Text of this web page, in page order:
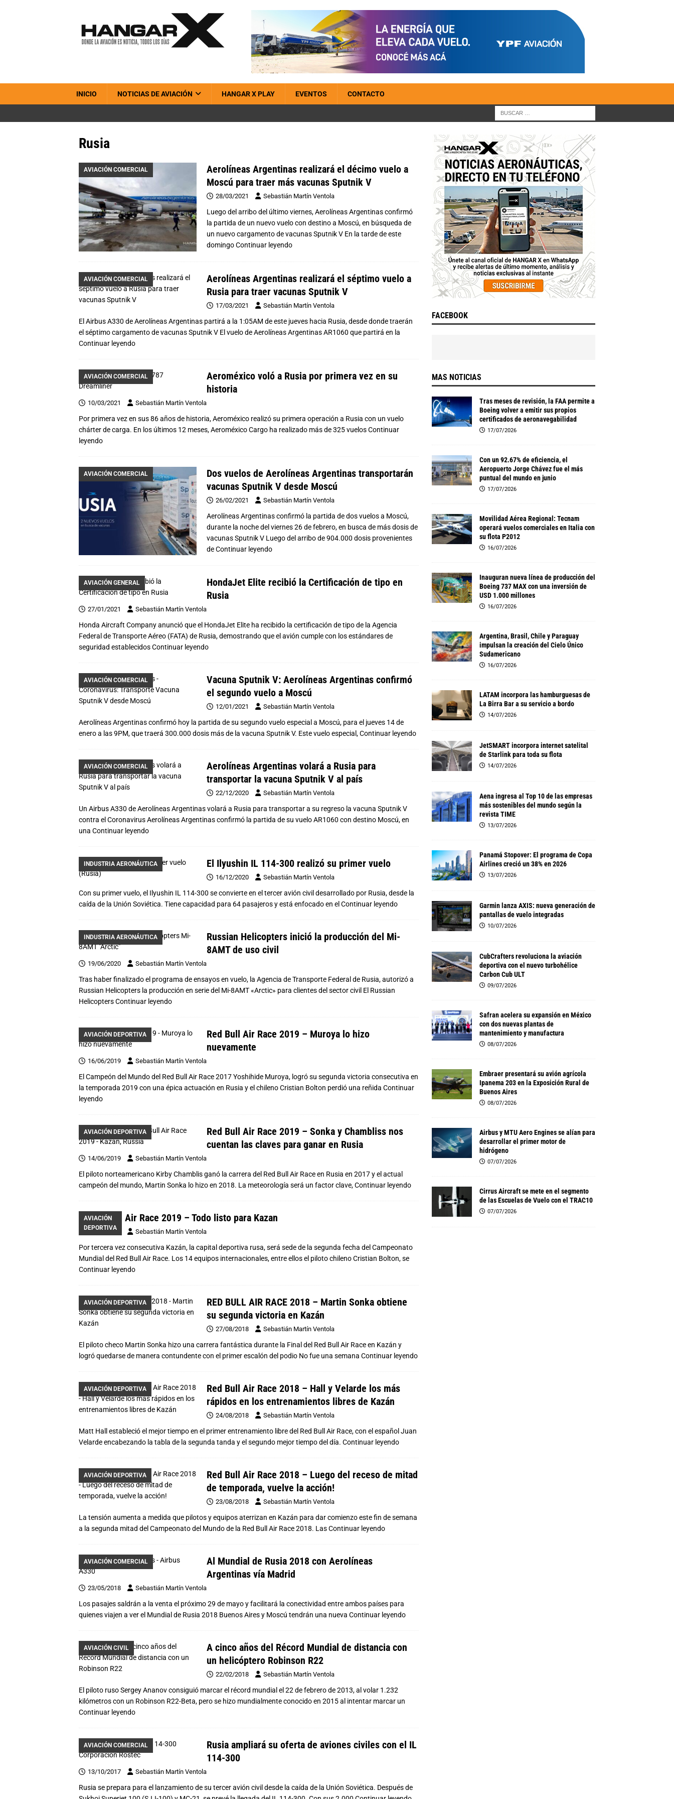
INICIO NOTICIAS DE AVIACIÓN HANGAR X PLAY EVENTOS CONTACTO
Rusia
AVIACIÓN COMERCIAL
Aerolíneas Argentinas realizará el décimo vuelo a
Moscú para traer más vacunas Sputnik V
28/03/2021 Sebastián Martín Ventola
Luego del arribo del último viernes, Aerolíneas Argentinas confirmó
la partida de un nuevo vuelo con destino a Moscú, en búsqueda de
un nuevo cargamento de vacunas Sputnik V En la tarde de este
domingoContinuar leyendo
AVIACIÓN COMERCIAL
Aerolíneas Argentinas realizará el séptimo vuelo a
Rusia para traer vacunas Sputnik V
17/03/2021 Sebastián Martín Ventola
El Airbus A330 de Aerolíneas Argentinas partirá a la 1:05AM de este jueves hacia Rusia, desde donde traerán
el séptimo cargamento de vacunas Sputnik V El vuelo de Aerolíneas Argentinas AR1060 que partirá en la
Continuar leyendo
AVIACIÓN COMERCIAL
Aeroméxico voló a Rusia por primera vez en su
historia
10/03/2021 Sebastián Martín Ventola
Por primera vez en sus 86 años de historia, Aeroméxico realizó su primera operación a Rusia con un vuelo
chárter de carga. En los últimos 12 meses, Aeroméxico Cargo ha realizado más de 325 vuelosContinuar
leyendo
AVIACIÓN COMERCIAL
Dos vuelos de Aerolíneas Argentinas transportarán
vacunas Sputnik V desde Moscú
26/02/2021 Sebastián Martín Ventola
Aerolíneas Argentinas confirmó la partida de dos vuelos a Moscú,
durante la noche del viernes 26 de febrero, en busca de más dosis de
vacunas Sputnik V Luego del arribo de 904.000 dosis provenientes
deContinuar leyendo
AVIACIÓN GENERAL
HondaJet Elite recibió la Certificación de tipo en
Rusia
27/01/2021 Sebastián Martín Ventola
Honda Aircraft Company anunció que el HondaJet Elite ha recibido la certificación de tipo de la Agencia
Federal de Transporte Aéreo (FATA) de Rusia, demostrando que el avión cumple con los estándares de
seguridad establecidosContinuar leyendo
AVIACIÓN COMERCIAL
Vacuna Sputnik V: Aerolíneas Argentinas confirmó
el segundo vuelo a Moscú
12/01/2021 Sebastián Martín Ventola
Aerolíneas Argentinas confirmó hoy la partida de su segundo vuelo especial a Moscú, para el jueves 14 de
enero a las 9PM, que traerá 300.000 dosis más de la vacuna Sputnik V. Este vuelo especial,Continuar leyendo
AVIACIÓN COMERCIAL
Aerolíneas Argentinas volará a Rusia para
transportar la vacuna Sputnik V al país
22/12/2020 Sebastián Martín Ventola
Un Airbus A330 de Aerolíneas Argentinas volará a Rusia para transportar a su regreso la vacuna Sputnik V
contra el Coronavirus Aerolíneas Argentinas confirmó la partida de su vuelo AR1060 con destino Moscú, en
una Continuar leyendo
INDUSTRIA AERONÁUTICA El Ilyushin IL 114-300 realizó su primer vuelo
16/12/2020 Sebastián Martín Ventola
Con su primer vuelo, el Ilyushin IL 114-300 se convierte en el tercer avión civil desarrollado por Rusia, desde la
caída de la Unión Soviética. Tiene capacidad para 64 pasajeros y está enfocado en el Continuar leyendo
INDUSTRIA AERONÁUTICA
Russian Helicopters inició la producción del Mi-
8AMT de uso civil
19/06/2020 Sebastián Martín Ventola
Tras haber finalizado el programa de ensayos en vuelo, la Agencia de Transporte Federal de Rusia, autorizó a
Russian Helicopters la producción en serie del Mi-8AMT «Arctic» para clientes del sector civil El Russian
HelicoptersContinuar leyendo
AVIACIÓN DEPORTIVA
Red Bull Air Race 2019 – Muroya lo hizo
nuevamente
16/06/2019 Sebastián Martín Ventola
El Campeón del Mundo del Red Bull Air Race 2017 Yoshihide Muroya, logró su segunda victoria consecutiva en
la temporada 2019 con una épica actuación en Rusia y el chileno Cristian Bolton perdió una reñida Continuar
leyendo
AVIACIÓN DEPORTIVA
Red Bull Air Race 2019 – Sonka y Chambliss nos
cuentan las claves para ganar en Rusia
14/06/2019 Sebastián Martín Ventola
El piloto norteamericano Kirby Chamblis ganó la carrera del Red Bull Air Race en Rusia en 2017 y el actual
campeón del mundo, Martin Sonka lo hizo en 2018. La meteorología será un factor clave,Continuar leyendo
AVIACIÓN
DEPORTIVA
Red Bull Air Race 2019 – Todo listo para Kazan
10/06/2019 Sebastián Martín Ventola
Por tercera vez consecutiva Kazán, la capital deportiva rusa, será sede de la segunda fecha del Campeonato
Mundial del Red Bull Air Race. Los 14 equipos internacionales, entre ellos el piloto chileno Cristian Bolton, se
Continuar leyendo
AVIACIÓN DEPORTIVA
RED BULL AIR RACE 2018 – Martin Sonka obtiene
su segunda victoria en Kazán
27/08/2018 Sebastián Martín Ventola
El piloto checo Martin Sonka hizo una carrera fantástica durante la Final del Red Bull Air Race en Kazán y
logró quedarse de manera contundente con el primer escalón del podio No fue una semana Continuar leyendo
AVIACIÓN DEPORTIVA
Red Bull Air Race 2018 – Hall y Velarde los más
rápidos en los entrenamientos libres de Kazán
24/08/2018 Sebastián Martín Ventola
Matt Hall estableció el mejor tiempo en el primer entrenamiento libre del Red Bull Air Race, con el español Juan
Velarde encabezando la tabla de la segunda tanda y el segundo mejor tiempo del día. Continuar leyendo
AVIACIÓN DEPORTIVA
Red Bull Air Race 2018 – Luego del receso de mitad
de temporada, vuelve la acción!
23/08/2018 Sebastián Martín Ventola
La tensión aumenta a medida que pilotos y equipos aterrizan en Kazán para dar comienzo este fin de semana
a la segunda mitad del Campeonato del Mundo de la Red Bull Air Race 2018. LasContinuar leyendo
AVIACIÓN COMERCIAL
Al Mundial de Rusia 2018 con Aerolíneas
Argentinas vía Madrid
23/05/2018 Sebastián Martín Ventola
Los pasajes saldrán a la venta el próximo 29 de mayo y facilitará la conectividad entre ambos países para
quienes viajen a ver el Mundial de Rusia 2018 Buenos Aires y Moscú tendrán una nueva Continuar leyendo
AVIACIÓN CIVIL
A cinco años del Récord Mundial de distancia con
un helicóptero Robinson R22
22/02/2018 Sebastián Martín Ventola
El piloto ruso Sergey Ananov consiguió marcar el récord mundial el 22 de febrero de 2013, al volar 1.232
kilómetros con un Robinson R22-Beta, pero se hizo mundialmente conocido en 2015 al intentar marcar un
Continuar leyendo
AVIACIÓN COMERCIAL
Rusia ampliará su oferta de aviones civiles con el IL
114-300
13/10/2017 Sebastián Martín Ventola
Rusia se prepara para el lanzamiento de su tercer avión civil desde la caída de la Unión Soviética. Después de
FACEBOOK
MAS NOTICIAS
Tras meses de revisión, la FAA permite a
Boeing volver a emitir sus propios
certificados de aeronavegabilidad
17/07/2026
Con un 92.67% de eficiencia, el
Aeropuerto Jorge Chávez fue el más
puntual del mundo en junio
17/07/2026
Movilidad Aérea Regional: Tecnam
operará vuelos comerciales en Italia con
su flota P2012
16/07/2026
Inauguran nueva línea de producción del
Boeing 737 MAX con una inversión de
USD 1.000 millones
16/07/2026
Argentina, Brasil, Chile y Paraguay
impulsan la creación del Cielo Único
Sudamericano
16/07/2026
LATAM incorpora las hamburguesas de
La Birra Bar a su servicio a bordo
14/07/2026
JetSMART incorpora internet satelital
de Starlink para toda su flota
14/07/2026
Aena ingresa al Top 10 de las empresas
más sostenibles del mundo según la
revista TIME
13/07/2026
Panamá Stopover: El programa de Copa
Airlines creció un 38% en 2026
13/07/2026
Garmin lanza AXIS: nueva generación de
pantallas de vuelo integradas
10/07/2026
CubCrafters revoluciona la aviación
deportiva con el nuevo turbohélice
Carbon Cub ULT
09/07/2026
Safran acelera su expansión en México
con dos nuevas plantas de
mantenimiento y manufactura
08/07/2026
Embraer presentará su avión agrícola
Ipanema 203 en la Exposición Rural de
Buenos Aires
08/07/2026
Airbus y MTU Aero Engines se alían para
desarrollar el primer motor de
hidrógeno
07/07/2026
Cirrus Aircraft se mete en el segmento
de las Escuelas de Vuelo con el TRAC10
07/07/2026